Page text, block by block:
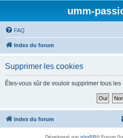
umm-
FAQ
Index du forum
Supprimer les cookies
Êtes-vous sûr de vouloir supprimer tous
Index du forum
Développé parphpBB® Forum